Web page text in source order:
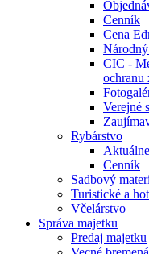
Cenník
Cena
CIC -
ochranu
Verejné
Rybárstvo
Cenník
Sadbový
Turistické a
Včelárstvo
Správa majetku
Predaj majetku